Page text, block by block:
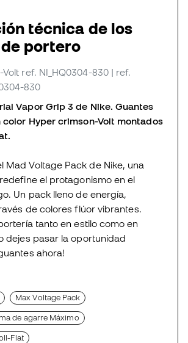
técnica de los
portero
ref. NI_HQ0304-830 | ref.
830
Vapor Grip 3 de Nike. Guantes
color Hyper crimson-Volt montados
Mad Voltage Pack de Nike, una
el protagonismo en el
Un pack lleno de energía,
de colores flúor vibrantes.
tanto en estilo como en
dejes pasar la oportunidad
ahora!
Max Voltage Pack
de agarre Máximo
Flat